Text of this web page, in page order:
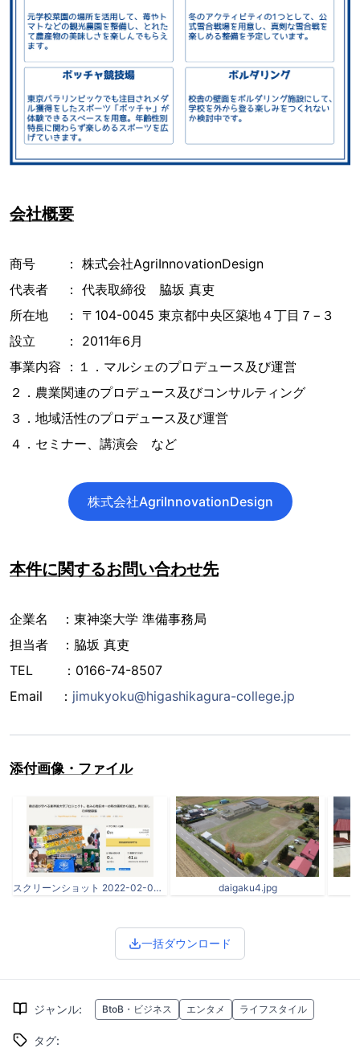
会社概要
商号 ： 株式会社AgriInnovationDesign
代表者 ： 代表取締役 脇坂 真吏
所在地 ： 〒104-0045 東京都中央区築地４丁目７−３
設立 ： 2011年6月
事業内容 ：１．マルシェのプロデュース及び運営
２．農業関連のプロデュース及びコンサルティング
３．地域活性のプロデュース及び運営
４．セミナー、講演会 など
株式会社AgriInnovationDesign
本件に関するお問い合わせ先
企業名 ：東神楽大学 準備事務局
担当者 ：脇坂 真吏
TEL ：0166-74-8507
Email ： jimukyoku@higashikagura-college.jp
添付画像・ファイル
スクリーンショット 2022-02-03 120113.jpg daigaku4.jpg
一括ダウンロード
ジャンル: BtoB・ビジネス エンタメ ライフスタイル
タグ: